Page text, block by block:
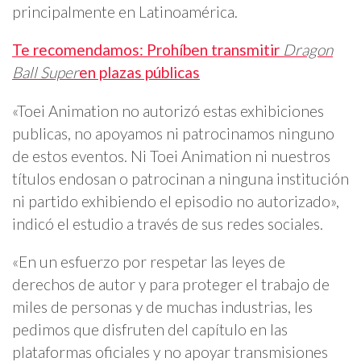
principalmente en Latinoamérica.
Te recomendamos: Prohíben transmitir Dragon
Ball Superen plazas públicas
«Toei Animation no autorizó estas exhibiciones
publicas, no apoyamos ni patrocinamos ninguno
de estos eventos. Ni Toei Animation ni nuestros
títulos endosan o patrocinan a ninguna institución
ni partido exhibiendo el episodio no autorizado»,
indicó el estudio a través de sus redes sociales.
«En un esfuerzo por respetar las leyes de
derechos de autor y para proteger el trabajo de
miles de personas y de muchas industrias, les
pedimos que disfruten del capítulo en las
plataformas oficiales y no apoyar transmisiones